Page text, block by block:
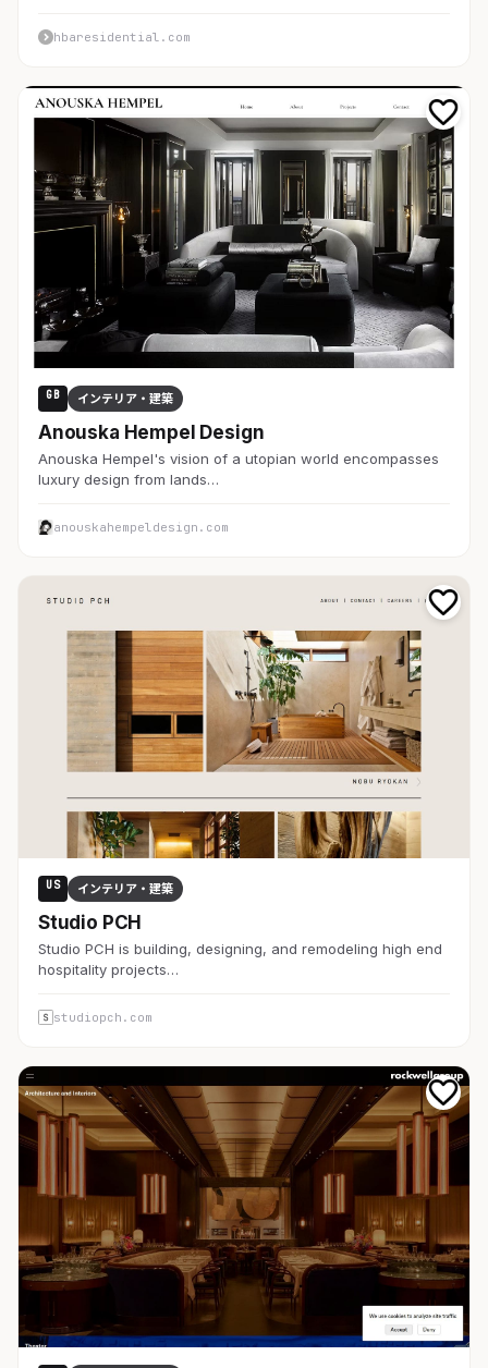
hbaresidential.com
GB インテリア・建築
Anouska Hempel Design
Anouska Hempel's vision of a utopian world encompasses
luxury design from lands…
anouskahempeldesign.com
US インテリア・建築
Studio PCH
Studio PCH is building, designing, and remodeling high end
hospitality projects…
studiopch.com